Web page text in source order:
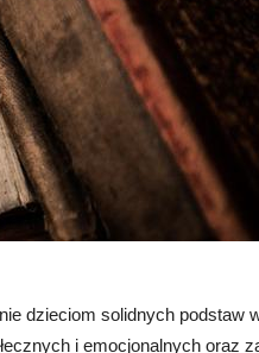
dzieciom solidnych podstaw
i emocjonalnych oraz